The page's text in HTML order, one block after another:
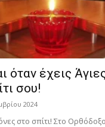
όταν έχεις
σου!
2024
στο σπίτι! Στο